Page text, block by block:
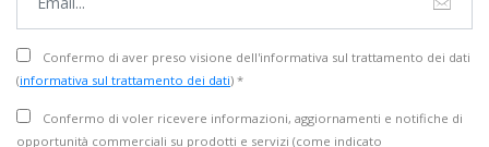
Confermo di aver preso visione dell'informativa sul trattamento dei dati
(informativa sul trattamento dei dati) *
Confermo di voler ricevere informazioni, aggiornamenti e notifiche di
opportunità commerciali su prodotti e servizi (come indicato